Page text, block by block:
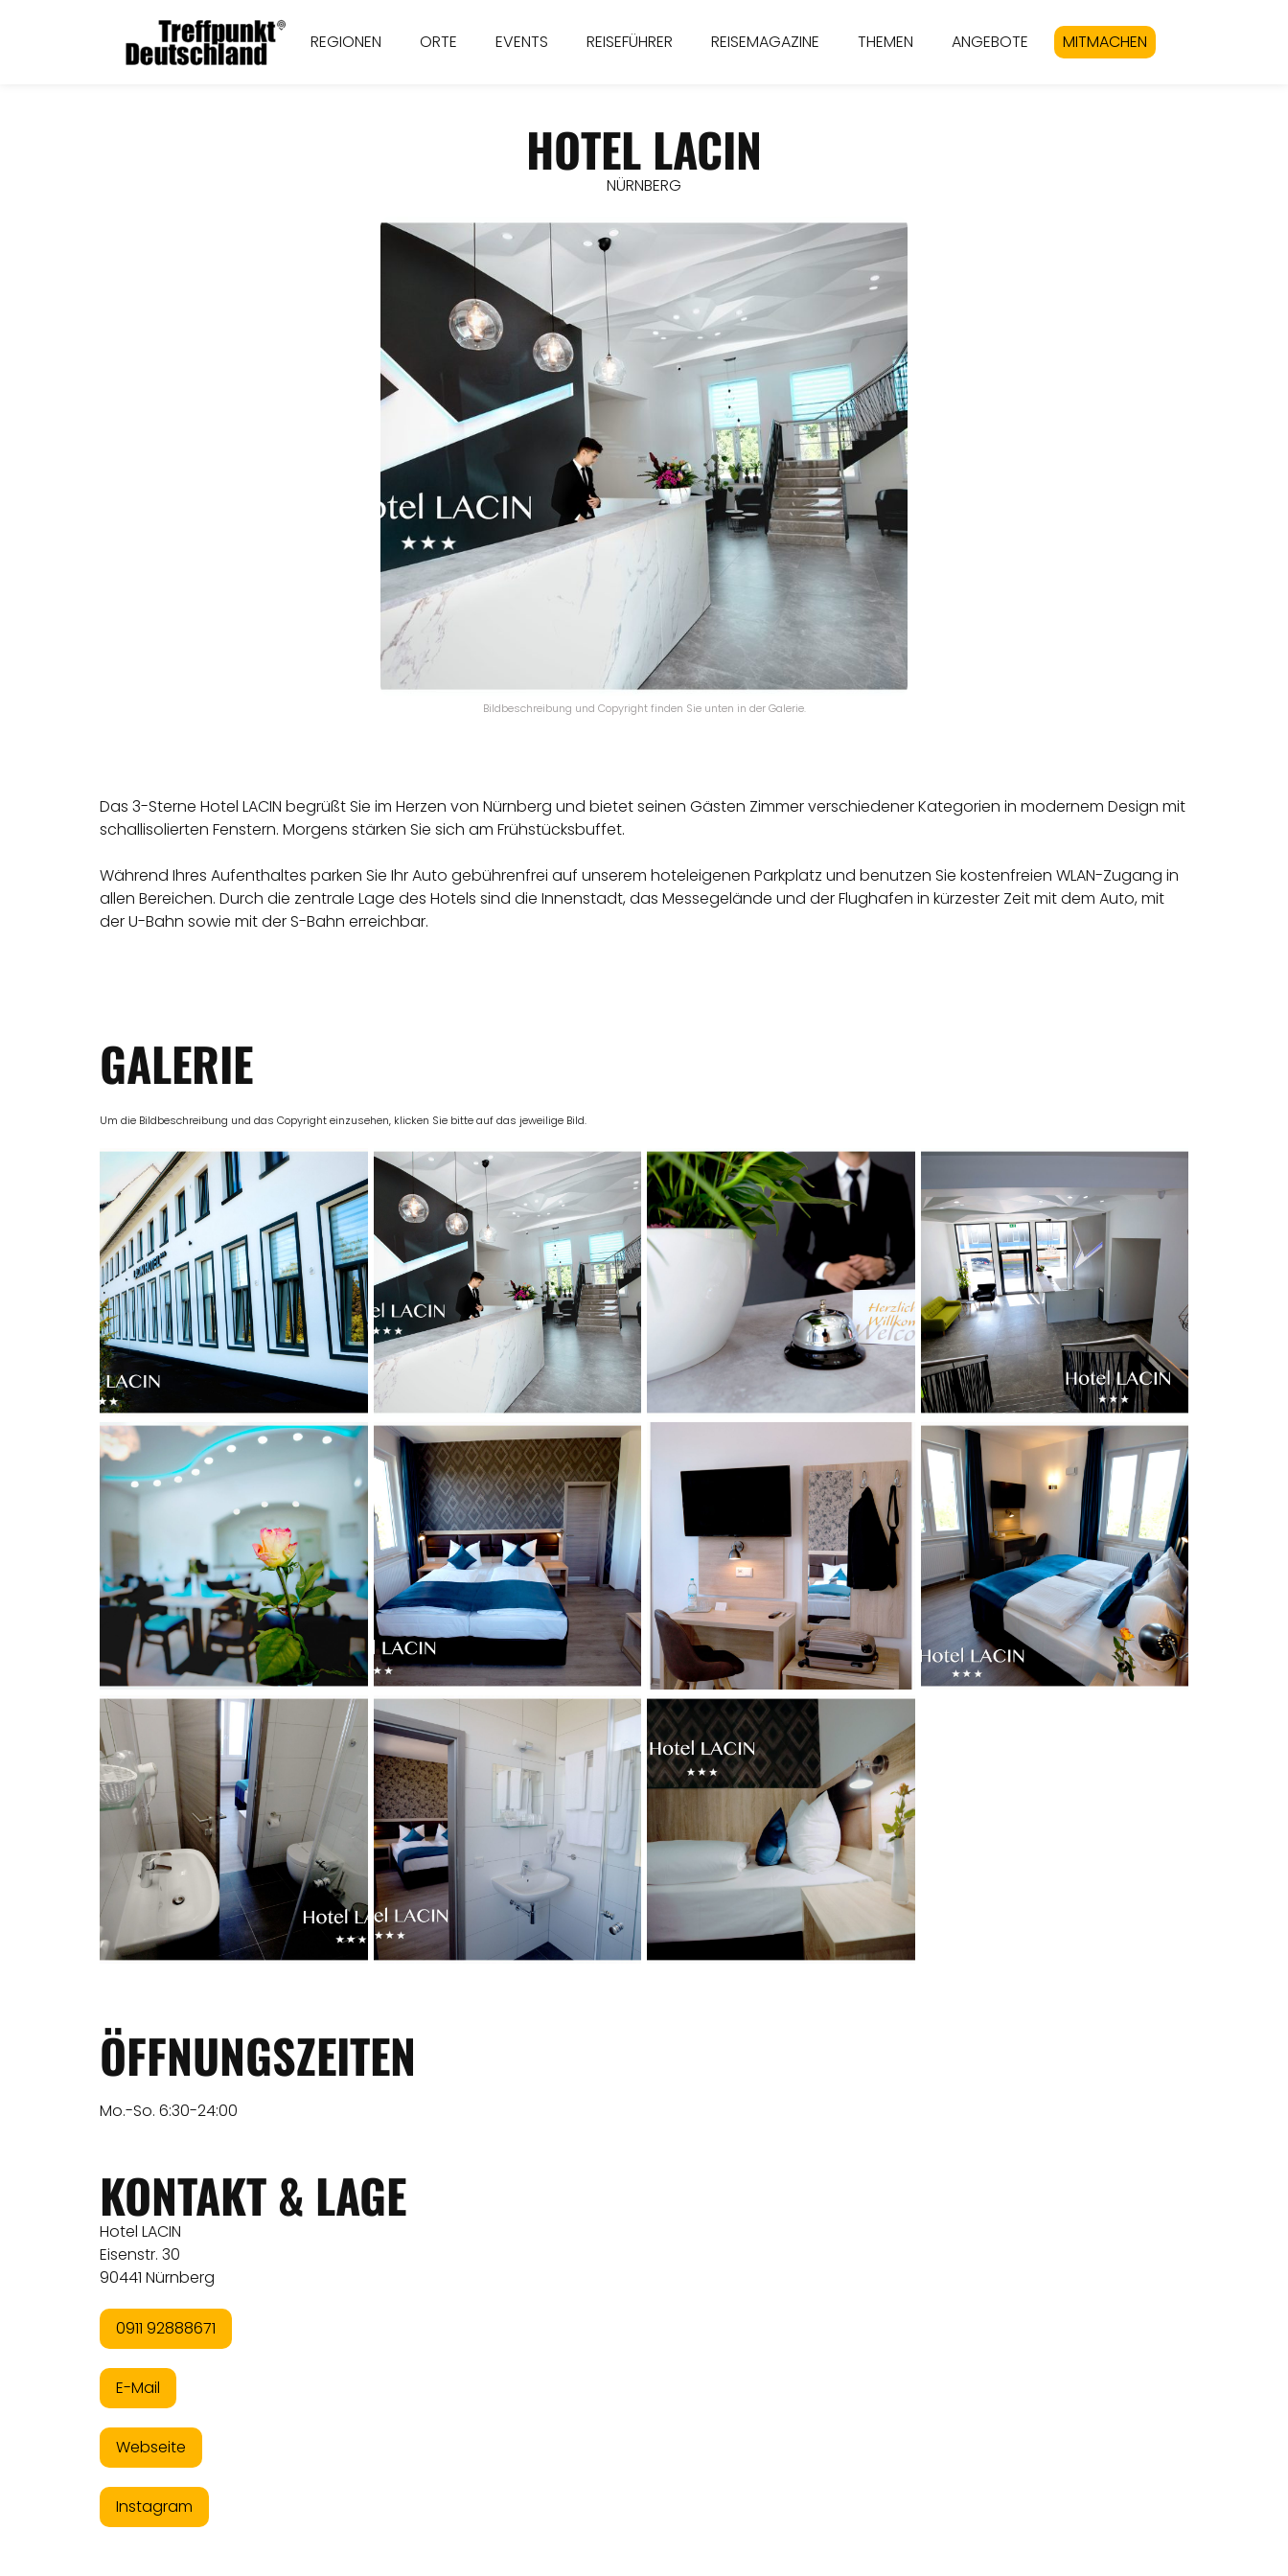
REGIONEN ORTE EVENTS REISEFÜHRER REISEMAGAZINE THEMEN ANGEBOTE MITMACHEN
HOTEL LACIN
NÜRNBERG
Bildbeschreibung und Copyright finden Sie unten in der Galerie.
Das 3-Sterne Hotel LACIN begrüßt Sie im Herzen von Nürnberg und bietet seinen Gästen Zimmer verschie­dener Kategorien in modernem Design mit
schalliso­lierten Fenstern. Morgens stärken Sie sich am Früh­stücks­buffet.
Während Ihres Aufenthaltes parken Sie Ihr Auto gebüh­renfrei auf unserem hoteleigenen Parkplatz und benutzen Sie kostenfreien WLAN-Zugang in
allen Bereichen. Durch die zentrale Lage des Hotels sind die Innenstadt, das Messegelände und der Flughafen in kürzester Zeit mit dem Auto, mit
der U-Bahn sowie mit der S-Bahn erreichbar.
GALERIE
Um die Bildbeschreibung und das Copyright einzusehen, klicken Sie bitte auf das jeweilige Bild.
ÖFFNUNGSZEITEN
Mo.-So. 6:30-24:00
KONTAKT & LAGE
Hotel LACIN
Eisenstr. 30
90441 Nürnberg
0911 92888671
E-Mail
Webseite
Instagram